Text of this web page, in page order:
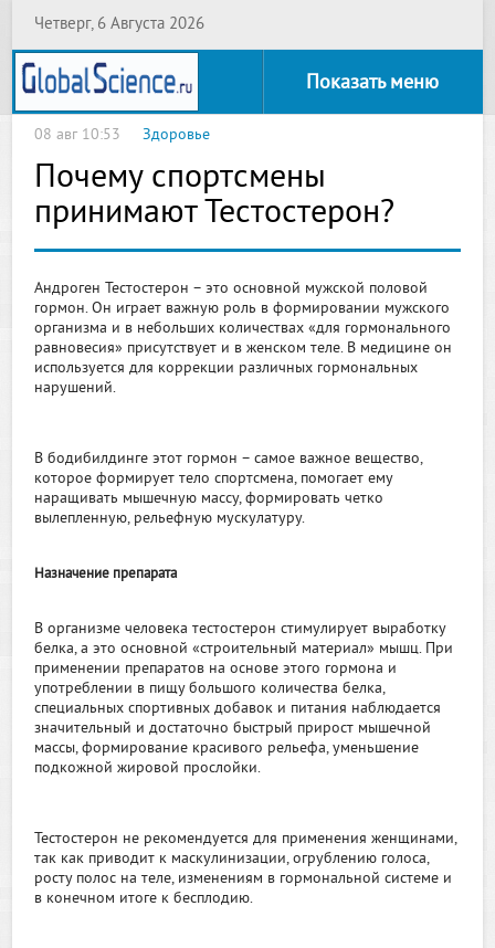
Четверг, 6 Августа 2026
Показать меню
08 авг 10:53 Здоровье
Почему спортсмены
принимают Тестостерон?
Андроген Тестостерон – это основной мужской половой
гормон. Он играет важную роль в формировании мужского
организма и в небольших количествах «для гормонального
равновесия» присутствует и в женском теле. В медицине он
используется для коррекции различных гормональных
нарушений.
В бодибилдинге этот гормон – самое важное вещество,
которое формирует тело спортсмена, помогает ему
наращивать мышечную массу, формировать четко
вылепленную, рельефную мускулатуру.
Назначение препарата
В организме человека тестостерон стимулирует выработку
белка, а это основной «строительный материал» мышц. При
применении препаратов на основе этого гормона и
употреблении в пищу большого количества белка,
специальных спортивных добавок и питания наблюдается
значительный и достаточно быстрый прирост мышечной
массы, формирование красивого рельефа, уменьшение
подкожной жировой прослойки.
Тестостерон не рекомендуется для применения женщинами,
так как приводит к маскулинизации, огрублению голоса,
росту полос на теле, изменениям в гормональной системе и
в конечном итоге к бесплодию.